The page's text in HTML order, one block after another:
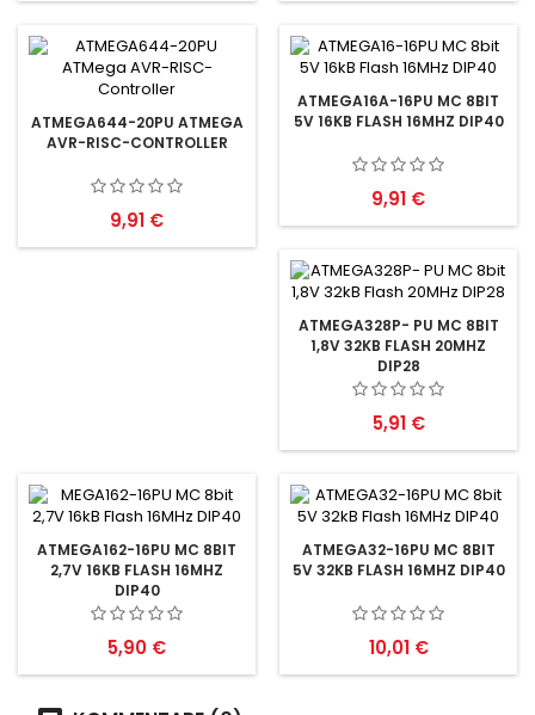
ATMEGA644-20PU ATMEGA
AVR-RISC-CONTROLLER
Preis
9,91 €
ATMEGA16A-16PU MC 8BIT
5V 16KB FLASH 16MHZ DIP40
Preis
9,91 €
ATMEGA328P- PU MC 8BIT
1,8V 32KB FLASH 20MHZ
DIP28
Preis
5,91 €
ATMEGA162-16PU MC 8BIT
2,7V 16KB FLASH 16MHZ
DIP40
Preis
5,90 €
ATMEGA32-16PU MC 8BIT
5V 32KB FLASH 16MHZ DIP40
Preis
10,01 €